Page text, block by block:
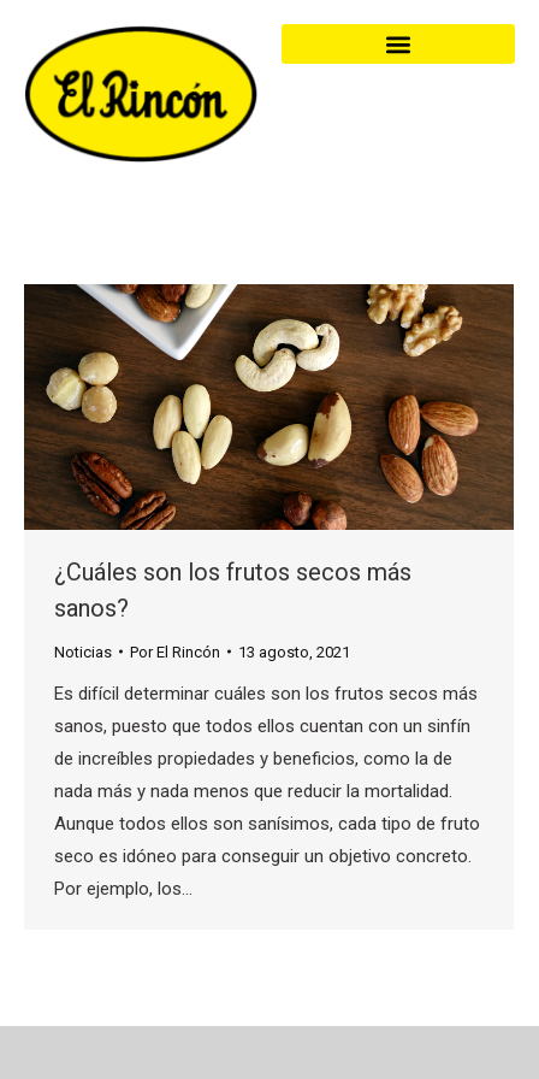
¿Cuáles son los frutos secos más
sanos?
Noticias PorEl Rincón 13 agosto, 2021
Es difícil determinar cuáles son los frutos secos más
sanos, puesto que todos ellos cuentan con un sinfín
de increíbles propiedades y beneficios, como la de
nada más y nada menos que reducir la mortalidad.
Aunque todos ellos son sanísimos, cada tipo de fruto
seco es idóneo para conseguir un objetivo concreto.
Por ejemplo, los…